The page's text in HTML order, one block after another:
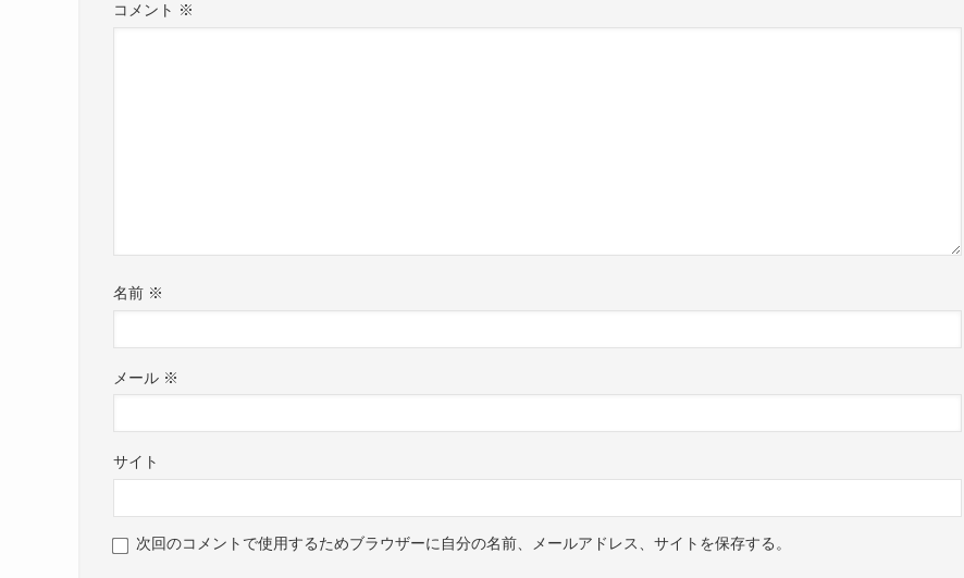
コメント ※
名前 ※
メール ※
サイト
次回のコメントで使用するためブラウザーに自分の名前、メールアドレス、サイトを保存する。